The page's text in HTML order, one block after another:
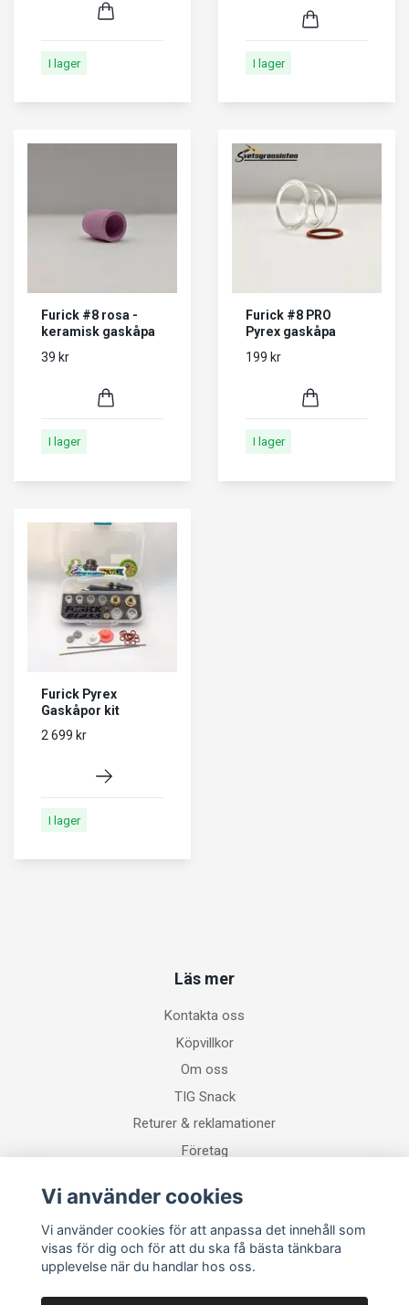
I lager I lager
Furick #8 rosa -
keramisk gaskåpa
39 kr
I lager
Furick #8 PRO
Pyrex gaskåpa
199 kr
I lager
Furick Pyrex
Gaskåpor kit
2 699 kr
I lager
Läs mer
Kontakta oss
Köpvillkor
Om oss
TIG Snack
Returer & reklamationer
Företag
Sociala medier
Vi använder cookies
Vi använder cookies för att anpassa det innehåll som
visas för dig och för att du ska få bästa tänkbara
upplevelse när du handlar hos oss.